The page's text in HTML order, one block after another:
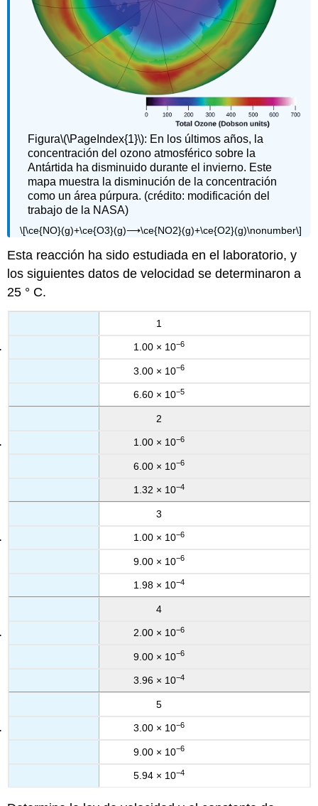
Figura\(\PageIndex{1}\): En los últimos años, la
concentración del ozono atmosférico sobre la
Antártida ha disminuido durante el invierno. Este
mapa muestra la disminución de la concentración
como un área púrpura. (crédito: modificación del
trabajo de la NASA)
\[\ce{NO}(g)+\ce{O3}(g)⟶\ce{NO2}(g)+\ce{O2}(g)\nonumber\]
Esta reacción ha sido estudiada en el laboratorio, y
los siguientes datos de velocidad se determinaron a
25 ° C.
1
1.00 × 10−6
3.00 × 10−6
6.60 × 10−5
2
1.00 × 10−6
6.00 × 10−6
1.32 × 10−4
3
1.00 × 10−6
9.00 × 10−6
1.98 × 10−4
4
2.00 × 10−6
9.00 × 10−6
3.96 × 10−4
5
3.00 × 10−6
9.00 × 10−6
5.94 × 10−4